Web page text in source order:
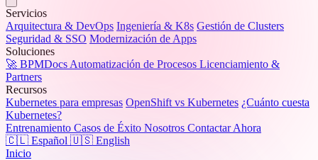
Servicios
Arquitectura & DevOps Ingeniería & K8s Gestión de Clusters
Seguridad & SSO Modernización de Apps
Soluciones
🚀 BPMDocs Automatización de Procesos Licenciamiento &
Partners
Recursos
Kubernetes para empresas OpenShift vs Kubernetes ¿Cuánto cuesta
Kubernetes?
Entrenamiento Casos de Éxito Nosotros Contactar Ahora
🇨🇱 Español 🇺🇸 English
Inicio